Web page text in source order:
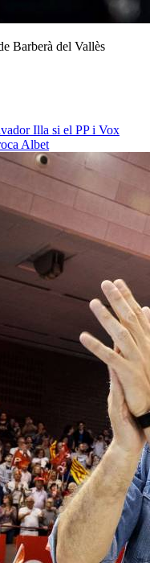
Barberà del Vallès
Illa si el PP i Vox
Albet